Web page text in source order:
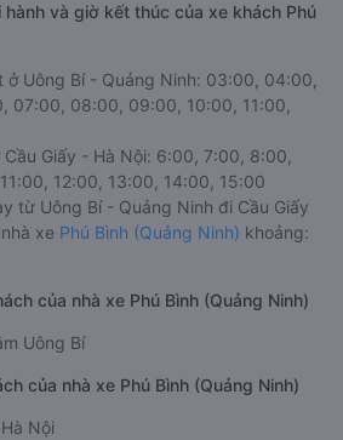
và giờ kết thúc của xe khách Phú
ở Uông Bí - Quảng Ninh: 03:00, 04:00,
07:00, 08:00, 09:00, 10:00, 11:00,
Cầu Giấy - Hà Nội: 6:00, 7:00, 8:00,
12:00, 13:00, 14:00, 15:00
từ Uông Bí - Quảng Ninh đi Cầu Giấy
xe Phú Bình (Quảng Ninh) khoảng:
của nhà xe Phú Bình (Quảng Ninh)
Uông Bí
của nhà xe Phú Bình (Quảng Ninh)
Nội